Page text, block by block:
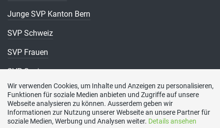
Junge SVP Kanton Bern
SVP Schweiz
SVP Frauen
SVP Senioren
Wir verwenden Cookies, um Inhalte und Anzeigen zu personalisieren,
Funktionen für soziale Medien anbieten und Zugriffe auf unsere
Webseite analysieren zu können. Ausserdem geben wir
Informationen zur Nutzung unserer Webseite an unsere Partner für
soziale Medien, Werbung und Analysen weiter. Details ansehen